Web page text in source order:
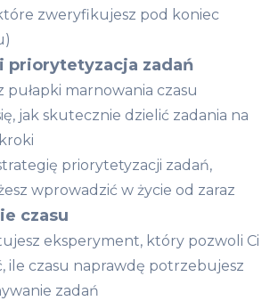
zweryfikujesz pod koniec
priorytetyzacja zadań
pułapki marnowania czasu
jak skutecznie dzielić zadania na
priorytetyzacji zadań,
wprowadzić w życie od zaraz
czasu
eksperyment, który pozwoli Ci
ile czasu naprawdę potrzebujesz
zadań